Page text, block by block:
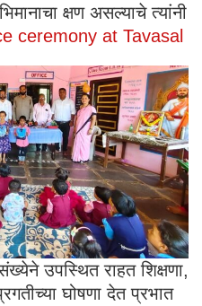
क्षण असल्याचे त्यांनी
ceremony at Tavasal
संख्येने उपस्थित राहत शिक्षणा,
घोषणा देत प्रभात